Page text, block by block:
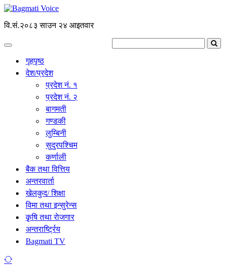
वि.सं.२०८३ साउन २४ आइतवार
गृहपृष्ठ
देश/प्रदेश
प्रदेश नं. १
प्रदेश नं. २
बागमती
गण्डकी
लुम्बिनी
सुदुरपश्चिम
कर्णाली
बैक तथा वित्तिय
अन्तरवार्ता
खेलकुद/ शिक्षा
विमा तथा इन्सुरेन्स
कृृषि तथा राेजगार
अन्तरार्ष्ट्रिय
Bagmati TV